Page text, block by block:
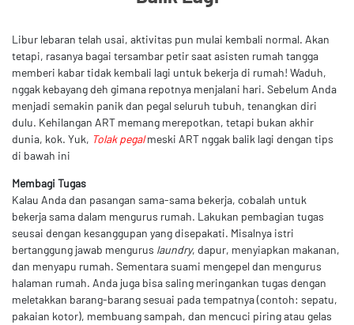
Libur lebaran telah usai, aktivitas pun mulai kembali normal. Akan
tetapi, rasanya bagai tersambar petir saat asisten rumah tangga
memberi kabar tidak kembali lagi untuk bekerja di rumah! Waduh,
nggak kebayang deh gimana repotnya menjalani hari. Sebelum Anda
menjadi semakin panik dan pegal seluruh tubuh, tenangkan diri
dulu. Kehilangan ART memang merepotkan, tetapi bukan akhir
dunia, kok. Yuk, Tolak pegalmeski ART nggak balik lagi dengan tips
di bawah ini
Membagi Tugas
Kalau Anda dan pasangan sama-sama bekerja, cobalah untuk
bekerja sama dalam mengurus rumah. Lakukan pembagian tugas
seusai dengan kesanggupan yang disepakati. Misalnya istri
bertanggung jawab mengurus laundry, dapur, menyiapkan makanan,
dan menyapu rumah. Sementara suami mengepel dan mengurus
halaman rumah. Anda juga bisa saling meringankan tugas dengan
meletakkan barang-barang sesuai pada tempatnya (contoh: sepatu,
pakaian kotor), membuang sampah, dan mencuci piring atau gelas